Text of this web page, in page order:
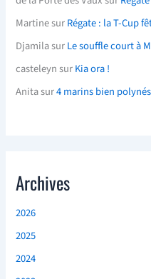
MartinesurRégate : la T-Cup
DjamilasurLe souffle court à
casteleynsurKia ora !
Anitasur4 marins bien
Archives
2026
2025
2024